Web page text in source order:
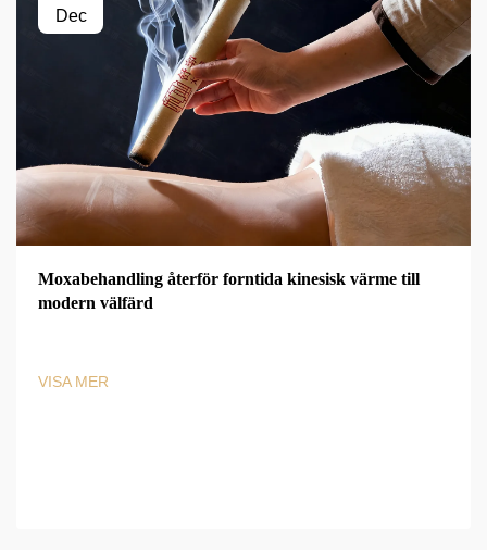
Dec
Moxabehandling återför forntida kinesisk värme till
modern välfärd
VISA MER